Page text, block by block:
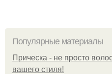
Популярные материалы
Прическа - не просто
вашего стиля!